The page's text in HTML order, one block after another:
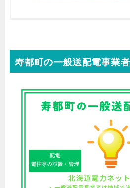
寿都町の一般送配電事業者